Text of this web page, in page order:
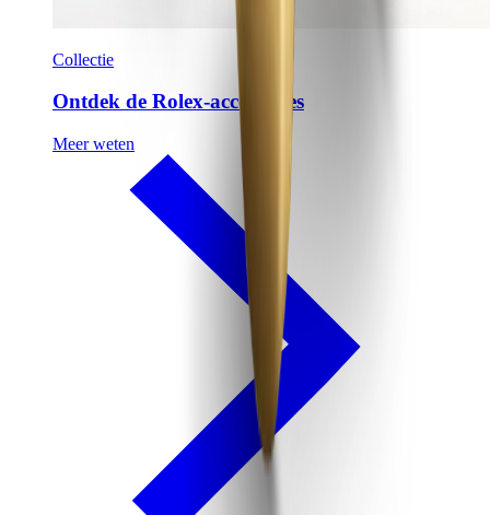
Collectie
Ontdek de Rolex-accessoires
Meer weten